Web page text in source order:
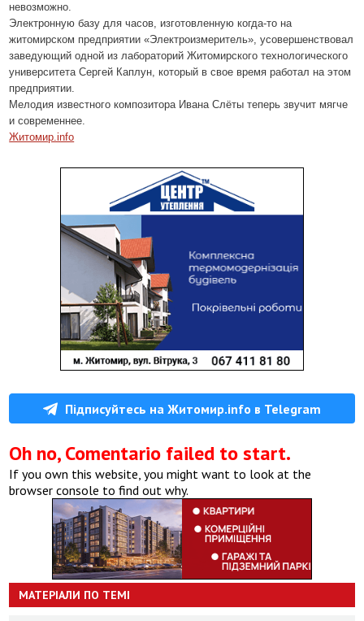
невозможно.
Электронную базу для часов, изготовленную когда-то на
житомирском предприятии «Электроизмеритель», усовершенствовал
заведующий одной из лабораторий Житомирского технологического
университета Сергей Каплун, который в свое время работал на этом
предприятии.
Мелодия известного композитора Ивана Слёты теперь звучит мягче
и современнее.
Житомир.info
Підписуйтесь на Житомир.info в Telegram
Oh no, Comentario failed to start.
If you own this website, you might want to look at the
browser console to find out why.
МАТЕРІАЛИ ПО ТЕМІ